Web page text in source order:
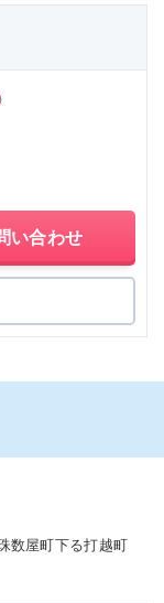
い合わせ
数屋町下る打越町